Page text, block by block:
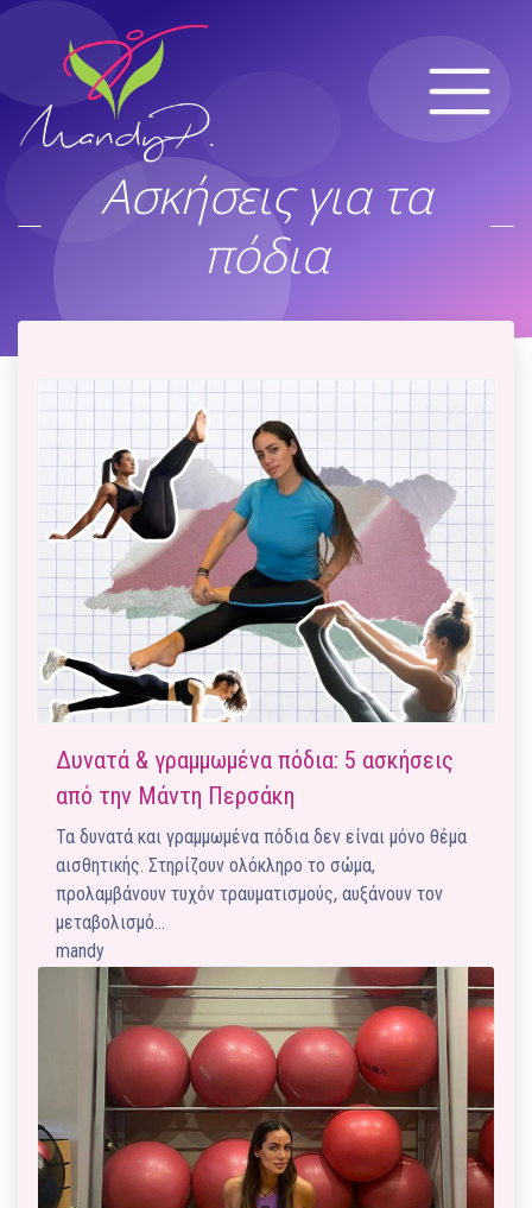
Ασκήσεις για τα
πόδια
Δυνατά & γραμμωμένα πόδια: 5 ασκήσεις
από την Μάντη Περσάκη
Τα δυνατά και γραμμωμένα πόδια δεν είναι μόνο θέμα
αισθητικής. Στηρίζουν ολόκληρο το σώμα,
προλαμβάνουν τυχόν τραυματισμούς, αυξάνουν τον
μεταβολισμό…
mandy